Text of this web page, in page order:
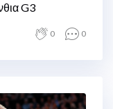
G3
0 0